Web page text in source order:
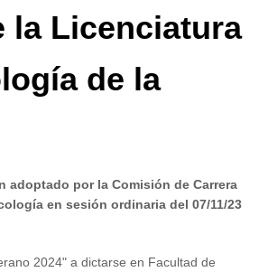
la Licenciatura
de la
adoptado por la Comisión de Carrera
en sesión ordinaria del 07/11/23
2024" a dictarse en Facultad de